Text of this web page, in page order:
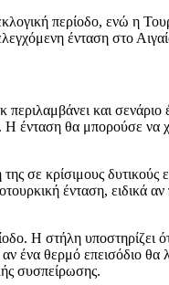
περίοδο, ενώ η
ένταση στο
και
ένταση θα μπορούσε
σε κρίσιμους
ένταση, ειδικά
Η στήλη υποστηρίζει
ένα θερμό
συσπείρωσης.